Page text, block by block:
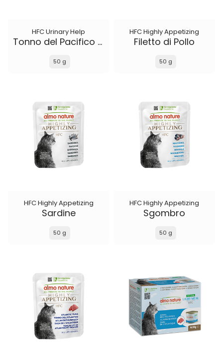
HFC Urinary Help
Tonno del Pacifico con Mirtilli Rossi
50 g
HFC Highly Appetizing
Filetto di Pollo
50 g
HFC Highly Appetizing
Sardine
50 g
HFC Highly Appetizing
Sgombro
50 g